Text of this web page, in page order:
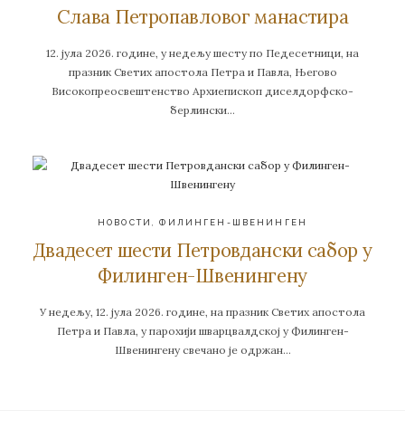
Слава Петропавловог манастира
12. јула 2026. године, у недељу шесту по Педесетници, на
празник Светих апостола Петра и Павла, Његово
Високопреосвештенство Архиепископ диселдорфско-
берлински…
НОВОСТИ,ФИЛИНГЕН-ШВЕНИНГЕН
Двадесет шести Петровдански сабор у
Филинген-Швенингену
У недељу, 12. јула 2026. године, на празник Светих апостола
Петра и Павла, у парохији шварцвалдској у Филинген-
Швенингену свечано је одржан…